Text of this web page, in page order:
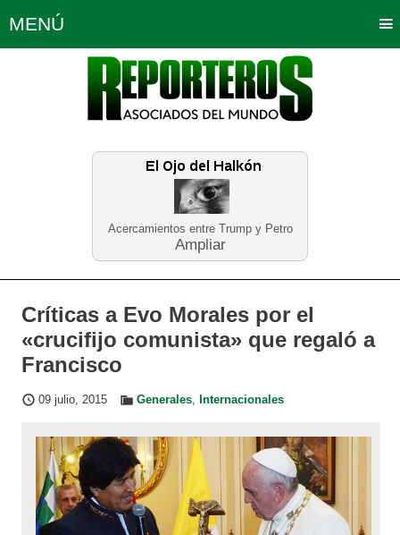
Acercamientos entre Trump y Petro
Ampliar
MENÚ
Política Opinión Bogotá
Planeta Tierra Deportes
Educación Neira
Críticas a Evo Morales por el
«crucifijo comunista» que regaló a
Francisco
09 julio, 2015 Generales, Internacionales